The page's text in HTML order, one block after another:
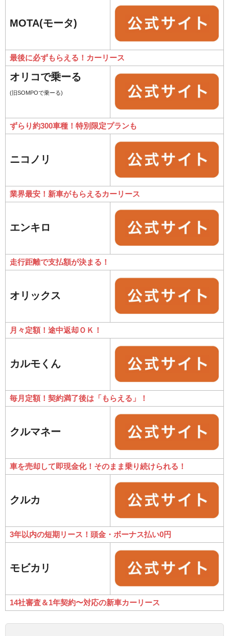
MOTA(モータ)
最後に必ずもらえる！カーリース
オリコで乗ーる
(旧SOMPOで乗ーる)
ずらり約300車種！特別限定プランも
ニコノリ
業界最安！新車がもらえるカーリース
エンキロ
走行距離で支払額が決まる！
オリックス
月々定額！途中返却ＯＫ！
カルモくん
毎月定額！契約満了後は「もらえる」！
クルマネー
車を売却して即現金化！そのまま乗り続けられる！
クルカ
3年以内の短期リース！頭金・ボーナス払い0円
モビカリ
14社審査＆1年契約〜対応の新車カーリース